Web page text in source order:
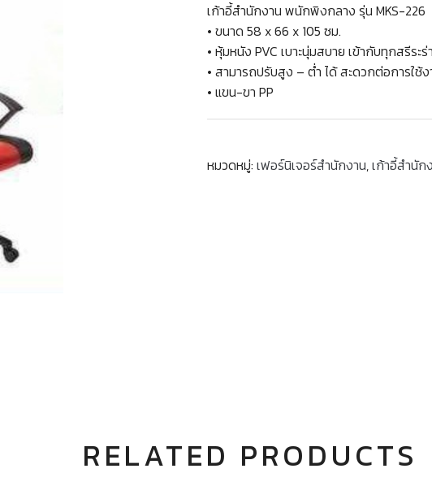
เก้าอี้สำนักงาน พนักพิงกลาง รุ่น MKS-226
• ขนาด 58 x 66 x 105 ซม.
• หุ้มหนัง PVC เบาะนุ่มสบาย เข้ากับทุกสรีระ
• สามารถปรับสูง – ต่ำ ได้ สะดวกต่อการใช้
• แขน-ขา PP
หมวดหมู่:เฟอร์นิเจอร์สำนักงาน,เก้าอี้สำนัก
RELATED PRODUCTS